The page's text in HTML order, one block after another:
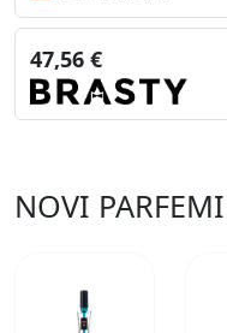
47,56 €
NOVI PARFEMI